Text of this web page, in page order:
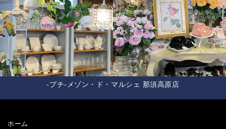
-プチ-メゾン・ド・マルシェ 那須高原店
ホーム